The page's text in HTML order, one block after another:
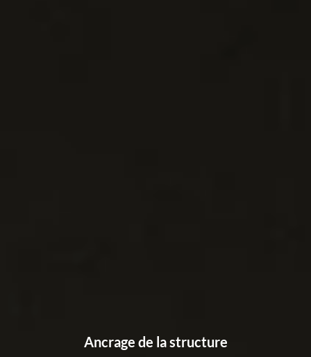
Ancrage de la structure